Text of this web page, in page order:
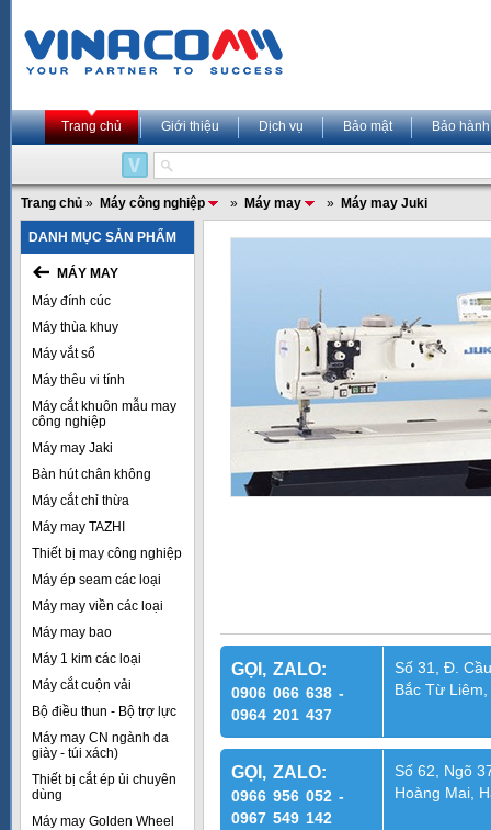
Trang chủ Giới thiệu Dịch vụ Bảo mật Bảo hành
Trang chủ » Máy công nghiệp » Máy may » Máy may Juki
DANH MỤC SẢN PHẨM
MÁY MAY
Máy đính cúc
Máy thùa khuy
Máy vắt sổ
Máy thêu vi tính
Máy cắt khuôn mẫu may
công nghiệp
Máy may Jaki
Bàn hút chân không
Máy cắt chỉ thừa
Máy may TAZHI
Thiết bị may công nghiệp
Máy ép seam các loại
Máy may viền các loại
Máy may bao
Máy 1 kim các loại
Máy cắt cuộn vải
Bộ điều thun - Bộ trợ lực
Máy may CN ngành da
giày - túi xách)
Thiết bị cắt ép ủi chuyên
dùng
Máy may Golden Wheel
GỌI, ZALO:
0906 066 638 -
0964 201 437
Số 31, Đ.
Bắc Từ
GỌI, ZALO:
0966 956 052 -
0967 549 142
Số 62, Ngõ
Hoàng Mai,